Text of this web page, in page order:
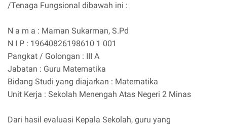
/Tenaga Fungsional dibawah ini :
N a m a : Maman Sukarman, S.Pd
N I P : 19640826198610 1 001
Pangkat / Golongan : III A
Jabatan : Guru Matematika
Bidang Studi yang diajarkan : Matematika
Unit Kerja : Sekolah Menengah Atas Negeri 2 Minas
Dari hasil evaluasi Kepala Sekolah, guru yang